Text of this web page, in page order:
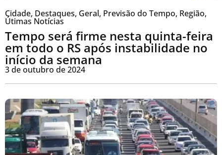
Cidade, Destaques, Geral, Previsão do Tempo, Região,
Útimas Notícias
Tempo será firme nesta quinta-feira
em todo o RS após instabilidade no
início da semana
3 de outubro de 2024